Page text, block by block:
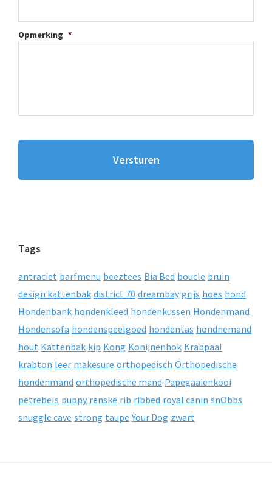
Opmerking *
Tags
antraciet barfmenu beeztees Bia Bed boucle bruin
design kattenbak district 70 dreambay grijs hoes hond
Hondenbank hondenkleed hondenkussen Hondenmand
Hondensofa hondenspeelgoed hondentas hondnemand
hout Kattenbak kip Kong Konijnenhok Krabpaal
krabton leer makesure orthopedisch Orthopedische
hondenmand orthopedische mand Papegaaienkooi
petrebels puppy renske rib ribbed royal canin snObbs
snuggle cave strong taupe Your Dog zwart